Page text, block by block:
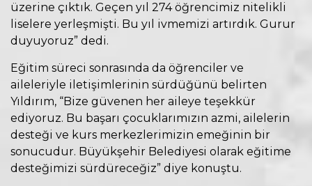
üzerine çıktık. Geçen yıl 274 öğrencimiz nitelikli
liselere yerleşmişti. Bu yıl ivmemizi artırdık. Gurur
duyuyoruz” dedi.
Eğitim süreci sonrasında da öğrenciler ve
aileleriyle iletişimlerinin sürdüğünü belirten
Yıldırım, “Bize güvenen her aileye teşekkür
ediyoruz. Bu başarı çocuklarımızın azmi, ailelerin
desteği ve kurs merkezlerimizin emeğinin bir
sonucudur. Büyükşehir Belediyesi olarak eğitime
desteğimizi sürdüreceğiz” diye konuştu.